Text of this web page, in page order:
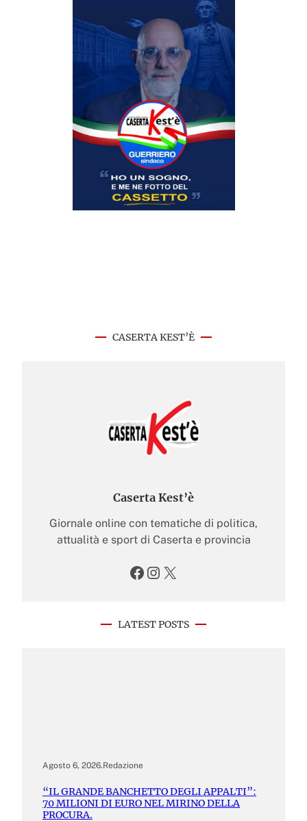
CASERTA KEST’È
Caserta Kest’è
Giornale online con tematiche di politica,
attualità e sport di Caserta e provincia
Facebook Instagram X
LATEST POSTS
Agosto 6, 2026.Redazione
“IL GRANDE BANCHETTO DEGLI APPALTI”:
70 MILIONI DI EURO NEL MIRINO DELLA
PROCURA.